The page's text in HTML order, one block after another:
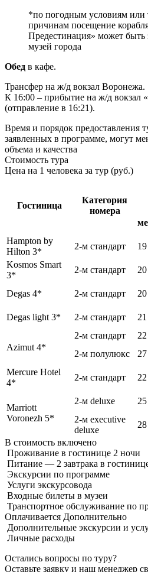
*по погодным условиям или
причинам посещение
Предестинация» может быть
музей города
Обед в кафе.
Трансфер на ж/д вокзал Воронежа.
К 16:00 – прибытие на ж/д вокзал
(отправление в 16:21).
Время и порядок предоставления
заявленных в программе, могут
объема и качества
Стоимость тура
Цена на 1 человека за тур (руб.)
Гостиница
Категория
номера
Hampton by
Hilton 3*
2-м стандарт
Kosmos Smart
3*
2-м стандарт
Degas 4*
2-м стандарт
Degas light 3*
2-м стандарт
Azimut 4*
2-м стандарт
2-м полулюкс
Mercure Hotel
4*
2-м стандарт
Marriott
Voronezh 5*
2-м deluxe
2-м executive
deluxe
В стоимость включено
Проживание в гостинице 2 ночи
Питание — 2 завтрака в
Экскурсии по программе
Услуги экскурсовода
Входные билеты в музеи
Транспортное обслуживание по
Оплачивается Дополнительно
Дополнительные экскурсии и
Личные расходы
Остались вопросы по туру?
Оставьте заявку и наш менеджер